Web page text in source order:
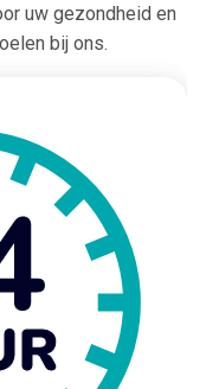
uw gezondheid en
bij ons.